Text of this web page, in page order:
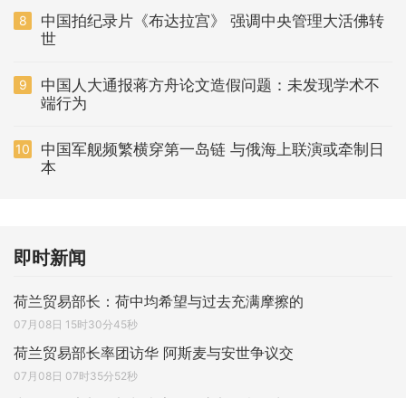
8
中国拍纪录片《布达拉宫》 强调中央管理大活佛转
世
9
中国人大通报蒋方舟论文造假问题：未发现学术不
端行为
10
中国军舰频繁横穿第一岛链 与俄海上联演或牵制日
本
即时新闻
荷兰贸易部长：荷中均希望与过去充满摩擦的
07月08日 15时30分45秒
荷兰贸易部长率团访华 阿斯麦与安世争议交
07月08日 07时35分52秒